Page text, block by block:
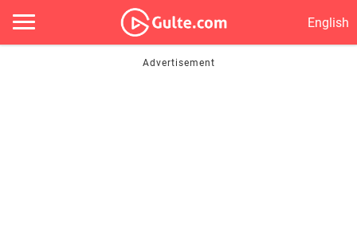
English